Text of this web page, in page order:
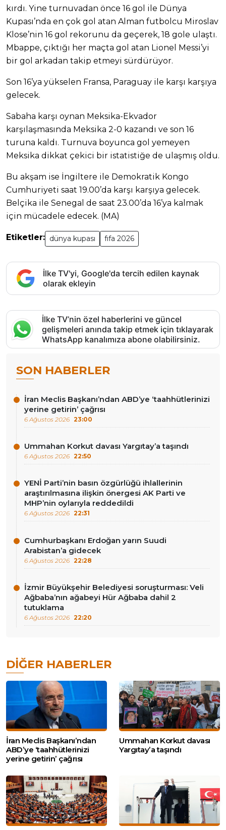
kırdı. Yine turnuvadan önce 16 gol ile Dünya
Kupası’nda en çok gol atan Alman futbolcu Miroslav
Klose’nin 16 gol rekorunu da geçerek, 18 gole ulaştı.
Mbappe, çıktığı her maçta gol atan Lionel Messi’yi
bir gol arkadan takip etmeyi sürdürüyor.
Son 16’ya yükselen Fransa, Paraguay ile karşı karşıya
gelecek.
Sabaha karşı oynan Meksika-Ekvador
karşılaşmasında Meksika 2-0 kazandı ve son 16
turuna kaldı. Turnuva boyunca gol yemeyen
Meksika dikkat çekici bir istatistiğe de ulaşmış oldu.
Bu akşam ise İngiltere ile Demokratik Kongo
Cumhuriyeti saat 19.00’da karşı karşıya gelecek.
Belçika ile Senegal de saat 23.00’da 16’ya kalmak
için mücadele edecek. (MA)
Etiketler: dünya kupası fıfa 2026
İlke TV'yi, Google'da tercih edilen kaynak
olarak ekleyin
İlke TV’nin özel haberlerini ve güncel
gelişmeleri anında takip etmek için tıklayarak
WhatsApp kanalımıza abone olabilirsiniz.
SON HABERLER
İran Meclis Başkanı’ndan ABD’ye ‘taahhütlerinizi
yerine getirin’ çağrısı
6 Ağustos 2026 23:00
Ummahan Korkut davası Yargıtay’a taşındı
6 Ağustos 2026 22:50
YENİ Parti’nin basın özgürlüğü ihlallerinin
araştırılmasına ilişkin önergesi AK Parti ve
MHP’nin oylarıyla reddedildi
6 Ağustos 2026 22:31
Cumhurbaşkanı Erdoğan yarın Suudi
Arabistan’a gidecek
6 Ağustos 2026 22:28
İzmir Büyükşehir Belediyesi soruşturması: Veli
Ağbaba’nın ağabeyi Hür Ağbaba dahil 2
tutuklama
6 Ağustos 2026 22:20
DIĞER HABERLER
İran Meclis Başkanı’ndan
ABD’ye ‘taahhütlerinizi
yerine getirin’ çağrısı
Ummahan Korkut davası
Yargıtay’a taşındı